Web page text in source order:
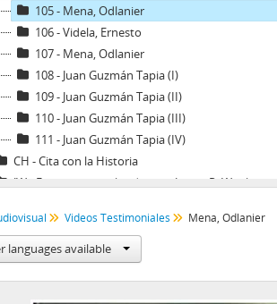
105 - Mena, Odlanier
106 - Videla, Ernesto
107 - Mena, Odlanier
108 - Juan Guzmán Tapia (I)
109 - Juan Guzmán Tapia (II)
110 - Juan Guzmán Tapia (III)
111 - Juan Guzmán Tapia (IV)
CH - Cita con la Historia
JW - Entrevistas realizadas por James R. Whelan
Videos Testimoniales Mena, Odlanier
languages available